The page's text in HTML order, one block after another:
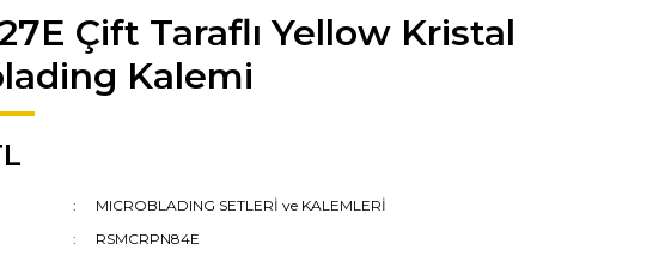
Çift Taraflı Yellow Kristal
Kalemi
MICROBLADING SETLERİ ve KALEMLERİ
RSMCRPN84E